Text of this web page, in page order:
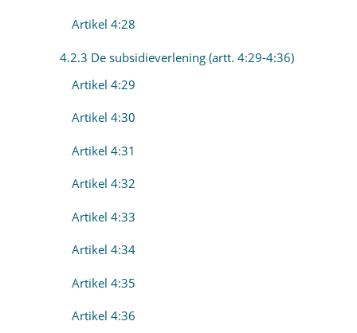
Artikel 4:28
4.2.3 De subsidieverlening (artt. 4:29-4:36)
Artikel 4:29
Artikel 4:30
Artikel 4:31
Artikel 4:32
Artikel 4:33
Artikel 4:34
Artikel 4:35
Artikel 4:36